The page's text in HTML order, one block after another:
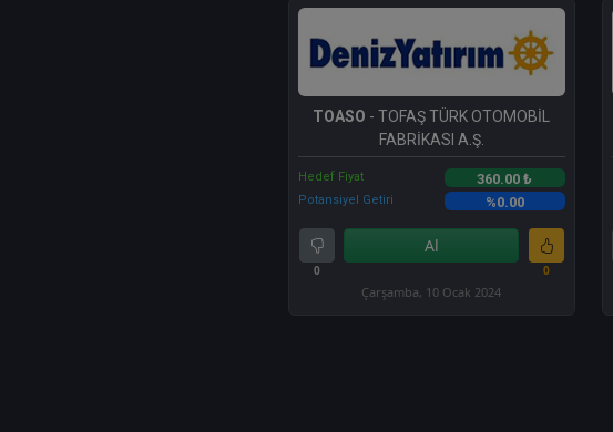
TOASO - TOFAŞ TÜRK OTOMOBİL
FABRİKASI A.Ş.
Hedef Fiyat 360.00 ₺
Potansiyel Getiri %0.00
0
Al
0
Çarşamba, 10 Ocak 2024